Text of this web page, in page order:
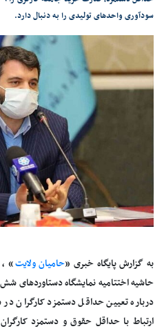
سودآوری واحدهای تولیدی را به دنبال دارد.
به گزارش پایگاه خبری «حامیان ولایت»
حاشیه اختتامیه نمایشگاه دستاوردهای
درباره تعیین حداقل دستمزد کارگران
ارتباط با حداقل حقوق و دستمزد